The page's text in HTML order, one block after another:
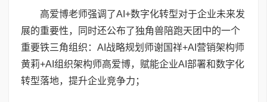
高爱博老师强调了AI+数字化转型对于企业未来发
展的重要性，同时还公布了独角兽陪跑天团中的一个
重要铁三角组织：AI战略规划师谢国祥+AI营销架构师
黄莉+AI组织架构师高爱博，赋能企业AI部署和数字化
转型落地，提升企业竞争力；